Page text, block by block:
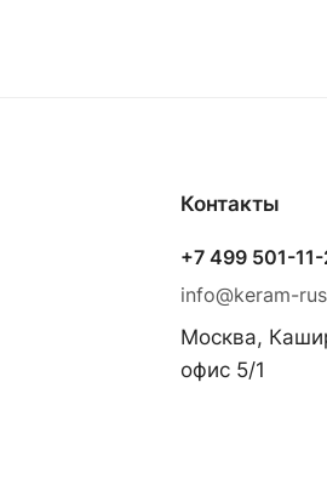
Контакты
+7 499 501-
info@keram-
Москва,
офис 5/1